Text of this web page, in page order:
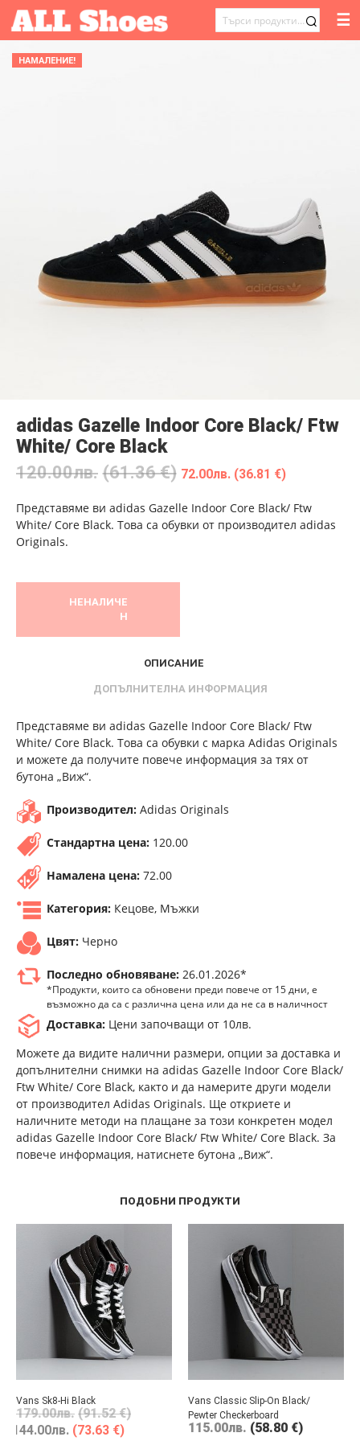
ТЪРСЕНЕ
☰
НАМАЛЕНИЕ!
adidas Gazelle Indoor Core Black/ Ftw
White/ Core Black
120.00лв. (61.36 €) 72.00лв. (36.81 €)
Представяме ви adidas Gazelle Indoor Core Black/ Ftw
White/ Core Black. Това са обувки от производител adidas
Originals.
НЕНАЛИЧЕ
Н
ОПИСАНИЕ
ДОПЪЛНИТЕЛНА ИНФОРМАЦИЯ
Представяме ви adidas Gazelle Indoor Core Black/ Ftw
White/ Core Black. Това са обувки с марка Adidas Originals
и можете да получите повече информация за тях от
бутона „Виж“.
Производител: Adidas Originals
Стандартна цена: 120.00
Намалена цена: 72.00
Категория: Кецове, Мъжки
Цвят: Черно
Последно обновяване: 26.01.2026*
*Продукти, които са обновени преди повече от 15 дни, е
възможно да са с различна цена или да не са в наличност
Доставка: Цени започващи от 10лв.
Можете да видите налични размери, опции за доставка и
допълнителни снимки на adidas Gazelle Indoor Core Black/
Ftw White/ Core Black, както и да намерите други модели
от производител Adidas Originals. Ще откриете и
наличните методи на плащане за този конкретен модел
adidas Gazelle Indoor Core Black/ Ftw White/ Core Black. За
повече информация, натиснете бутона „Виж“.
ПОДОБНИ ПРОДУКТИ
Vans Sk8-Hi Black
179.00лв. (91.52 €)
144.00лв. (73.63 €)
Vans Classic Slip-On Black/
Pewter Checkerboard
115.00лв. (58.80 €)